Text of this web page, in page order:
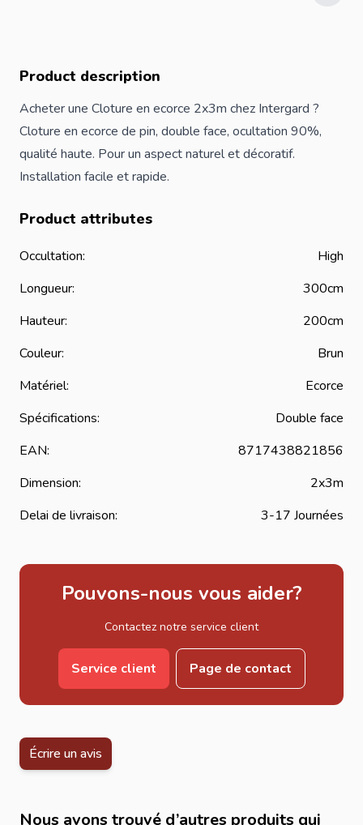
Product description
Acheter une Cloture en ecorce 2x3m chez Intergard ?
Cloture en ecorce de pin, double face, ocultation 90%,
qualité haute. Pour un aspect naturel et décoratif.
Installation facile et rapide.
Product attributes
Occultation:
High
Longueur:
300cm
Hauteur:
200cm
Couleur:
Brun
Matériel:
Ecorce
Spécifications:
Double face
EAN:
8717438821856
Dimension:
2x3m
Delai de livraison:
3-17 Journées
Pouvons-nous vous aider?
Contactez notre service client
Service client Page de contact
Écrire un avis
Nous avons trouvé d’autres produits qui